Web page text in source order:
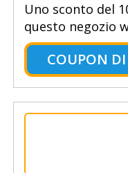
Uno sconto del
questo negozio
COUPON